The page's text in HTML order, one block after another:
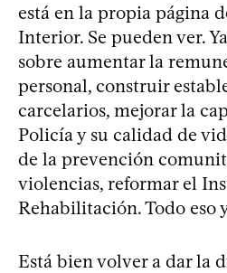
está en la propia página
Interior. Se pueden ver.
sobre aumentar la
personal, construir
carcelarios, mejorar la
Policía y su calidad de
de la prevención
violencias, reformar el
Rehabilitación. Todo eso
Está bien volver a dar la